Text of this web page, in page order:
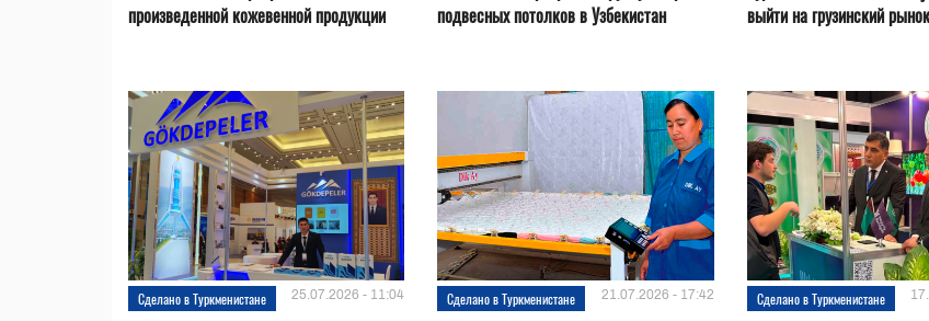
произведенной кожевенной продукции
подвесных потолков в Узбекистан
выйти на грузинский рынок
Сделано в Туркменистане 25.07.2026 - 11:04 Сделано в Туркменистане 21.07.2026 - 17:42 Сделано в Туркменистане